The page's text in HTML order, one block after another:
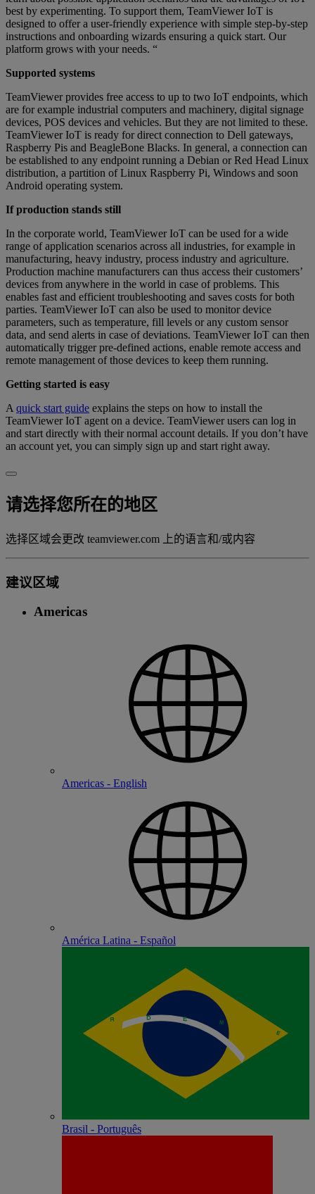
best by experimenting. To support them, TeamViewer IoT is
designed to offer a user-friendly experience with simple step-by-step
instructions and onboarding wizards ensuring a quick start. Our
platform grows with your needs. “
Supported systems
TeamViewer provides free access to up to two IoT endpoints, which
are for example industrial computers and machinery, digital signage
devices, POS devices and vehicles. But they are not limited to these.
TeamViewer IoT is ready for direct connection to Dell gateways,
Raspberry Pis and BeagleBone Blacks. In general, a connection can
be established to any endpoint running a Debian or Red Head Linux
distribution, a partition of Linux Raspberry Pi, Windows and soon
Android operating system.
If production stands still
In the corporate world, TeamViewer IoT can be used for a wide
range of application scenarios across all industries, for example in
manufacturing, heavy industry, process industry and agriculture.
Production machine manufacturers can thus access their customers’
devices from anywhere in the world in case of problems. This
enables fast and efficient troubleshooting and saves costs for both
parties. TeamViewer IoT can also be used to monitor device
parameters, such as temperature, fill levels or any custom sensor
data, and send alerts in case of deviations. TeamViewer IoT can then
automatically trigger pre-defined actions, enable remote access and
remote management of those devices to keep them running.
Getting started is easy
A quick start guide explains the steps on how to install the
TeamViewer IoT agent on a device. TeamViewer users can log in
and start directly with their normal account details. If you don’t have
an account yet, you can simply sign up and start right away.
请选择您所在的地区
选择区域会更改 teamviewer.com 上的语言和/或内容
建议区域
Americas
Americas - English
América Latina - Español
Brasil - Português